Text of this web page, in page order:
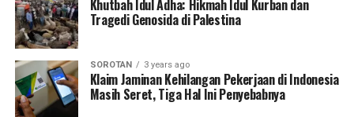
Khutbah Idul Adha: Hikmah Idul Kurban dan
Tragedi Genosida di Palestina
SOROTAN 3 years ago
Klaim Jaminan Kehilangan Pekerjaan di Indonesia
Masih Seret, Tiga Hal Ini Penyebabnya